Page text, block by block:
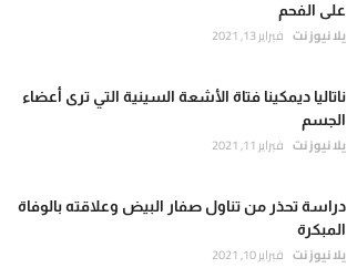
على الفحم
يلا نيوز نت فبراير 13, 2021
ناتاليا ديمكينا فتاة الأشعة السينية التي ترى أعضاء
الجسم
يلا نيوز نت فبراير 11, 2021
دراسة تحذر من تناول صفار البيض وعلاقته بالوفاة
المبكرة
يلا نيوز نت فبراير 10, 2021